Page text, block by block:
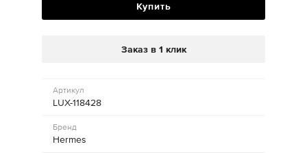
Купить
Заказ в 1 клик
Артикул
LUX-118428
Бренд
Hermes